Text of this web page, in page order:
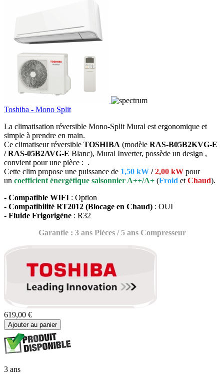
Toshiba - Mono Split
La climatisation réversible Mono-Split Mural est ergonomique et
simple à prendre en main.
Ce climatiseur réversible TOSHIBA (modèle RAS-B05B2KVG-E
/ RAS-05B2AVG-E Blanc), Mural Inverter, possède un design ,
convient pour une pièce : .
Cette clim propose une puissance de 1,50 kW /2,00 kW pour
un coefficient énergétique saisonnier A++/A+ (Froid et Chaud).
- Compatible WIFI : Option
- Compatibilité RT2012 (Blocage en Chaud) : OUI
- Fluide Frigorigène : R32
Garantie : 3 ans Pièces / 5 ans Compresseur
619,00 €
Ajouter au panier
3 ans